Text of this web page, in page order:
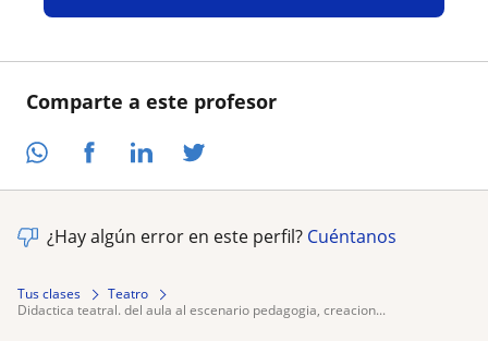
Comparte a este profesor
¿Hay algún error en este perfil? Cuéntanos
Tus clases
Teatro
didactica teatral. del aula al escenario pedagogia, creacion...